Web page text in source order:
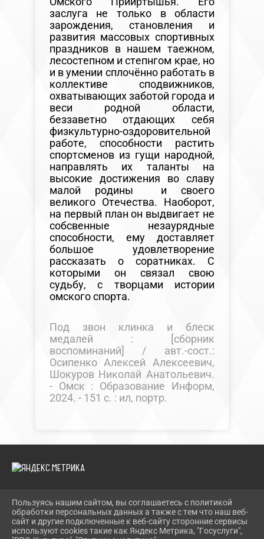
заслуга не только в области
зарождения, становления и
развития массовых спортивных
праздников в нашем таежном,
лесостепном и степнгом крае, но
и в умении сплочённо работать в
коллективе сподвижников,
охватывающих заботой города и
веси родной области,
беззаветно отдающих себя
физкультурно-оздоровительной
работе, способности растить
спортсменов из гущи народной,
направлять их таланты на
высокие достижения во славу
малой родины и своего
великого Отечества. Наоборот,
на первый план он выдвигает не
собсвенные незаурядные
способности, ему доставляет
большое удовлетворение
рассказать о соратниках. С
которыми он связал свою
судьбу, с творцами истории
омского спорта.
Под звон клинка и блеск
медалей : [сборник
воспоминаний] / авт.-сост.:
Осипенко Алексей Алексеевич,
Шокуров Николай Анатольевич.
- Омск : Образование Информ,
2024. - 151 с. : ил, портр.
2026 Г. TEVRIZLIB.RU
ВХОД
КАРТА САЙТА
Пользуясь нашим сайтом, вы соглашаетесь с политикой
обработки персональных данных а также с тем что наш веб-
сайт и другие подключенные к веб-сайту сторонние сервисы
используют cookies такие как Яндекс Метрика, "Госуслуги",